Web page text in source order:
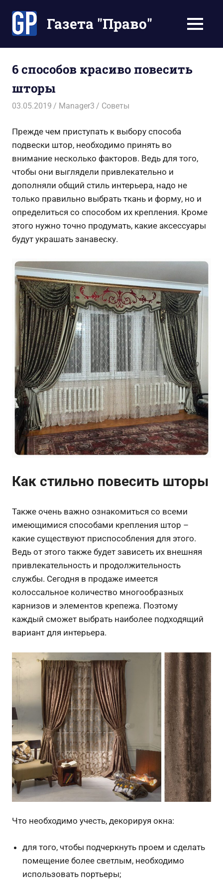
содержимомуГазета "Право"
экономят
Ваше
время
МЕНЮ
6 способов красиво повесить
шторы
03.05.2019 Manager3 Советы
Прежде чем приступать к выбору способа
подвески штор, необходимо принять во
внимание несколько факторов. Ведь для того,
чтобы они выглядели привлекательно и
дополняли общий стиль интерьера, надо не
только правильно выбрать ткань и форму, но и
определиться со способом их крепления. Кроме
этого нужно точно продумать, какие аксессуары
будут украшать занавеску.
Как стильно повесить шторы
Также очень важно ознакомиться со всеми
имеющимися способами крепления штор –
какие существуют приспособления для этого.
Ведь от этого также будет зависеть их внешняя
привлекательность и продолжительность
службы. Сегодня в продаже имеется
колоссальное количество многообразных
карнизов и элементов крепежа. Поэтому
каждый сможет выбрать наиболее подходящий
вариант для интерьера.
Что необходимо учесть, декорируя окна:
для того, чтобы подчеркнуть проем и сделать
помещение более светлым, необходимо
использовать портьеры;